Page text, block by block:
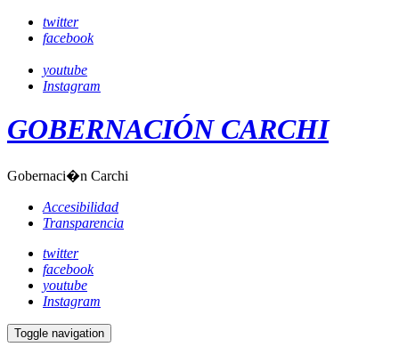
twitter
facebook
youtube
Instagram
GOBERNACIÓN CARCHI
Gobernaci�n Carchi
Accesibilidad
Transparencia
twitter
facebook
youtube
Instagram
Toggle navigation